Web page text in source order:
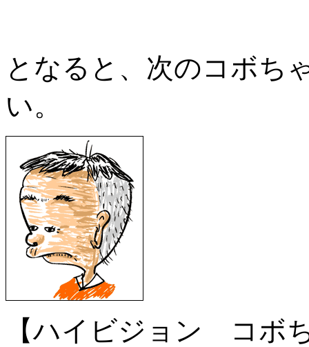
となると、次のコボち
い。
【ハイビジョン コボ